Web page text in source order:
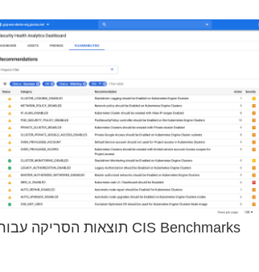
תוצאות הסריקה עבור CIS Benchmarks